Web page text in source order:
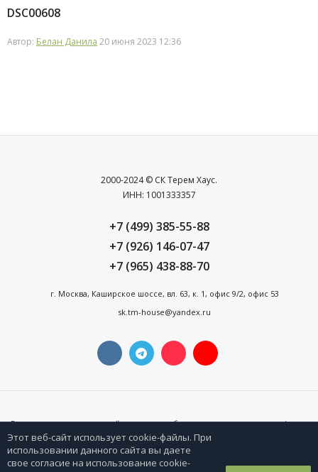
DSC00608
Автор: Белан Данила 20 июня 2023 12:36
2000-2024 © СК Терем Хаус.
ИНН: 1001333357
+7 (499) 385-55-88
+7 (926) 146-07-47
+7 (965) 438-88-70
г. Москва, Каширское шоссе, вл. 63, к. 1, офис 9/2, офис 53
sk.tm-house@yandex.ru
Все материалы данного сайта являются объектами авторского права (в том
числе дизайн). Запрещается копирование, распространение (в том числе
путем копирования на другие сайты и ресурсы в Интернете) или любое
иное использование информации и объектов без предварительного
согласия правообладателя. Сайт не является публичной офертой. Условия и
стоимость предложения могут быть скорректированы. Ознакомиться с
Этот веб-сайт использует cookie-файлы. При
использовании данного сайта вы даете
свое согласие на использование cookie-